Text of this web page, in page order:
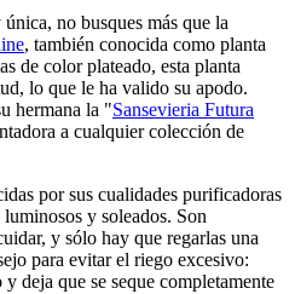
no busques más que la
, también conocida como planta
de color plateado, esta planta
lo que le ha valido su apodo.
hermana la "Sansevieria Futura
a cualquier colección de
por sus cualidades purificadoras
y soleados. Son
y sólo hay que regarlas una
para evitar el riego excesivo:
deja que se seque completamente